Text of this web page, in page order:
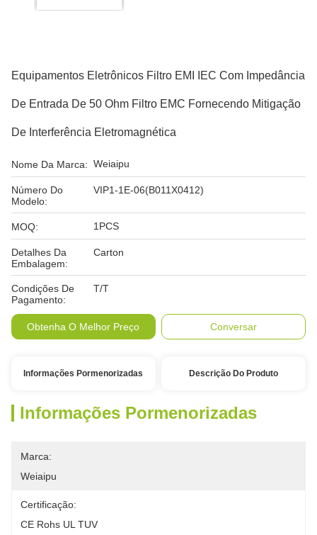
Equipamentos Eletrônicos Filtro EMI IEC Com Impedância
De Entrada De 50 Ohm Filtro EMC Fornecendo Mitigação
De Interferência Eletromagnética
Nome Da Marca: Weiaipu
Número Do
Modelo:
VIP1-1E-06(B011X0412)
MOQ: 1PCS
Detalhes Da
Embalagem:
Carton
Condições De
Pagamento:
T/T
Obtenha O Melhor Preço Conversar
Informações Pormenorizadas Descrição Do Produto
Informações Pormenorizadas
Marca:
Weiaipu
Certificação:
CE Rohs UL TUV